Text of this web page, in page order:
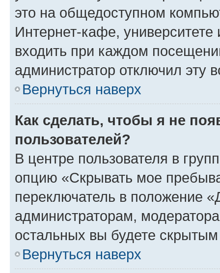
это на общедоступном
Интернет-кафе, университете
входить при каждом
администратор отключил эту
Вернуться наверх
Как сделать, чтобы я не
пользователей?
В центре пользователя в
опцию «Скрывать мое
переключатель в положение
администраторам,
остальных вы будете
Вернуться наверх